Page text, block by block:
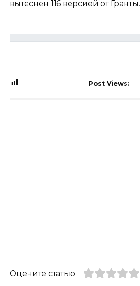
вытеснен 116 версией от Гранты.
Post Views:
Оцените статью